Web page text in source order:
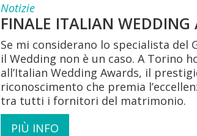
Notizie
FINALE ITALIAN WEDDING
Se mi considerano lo specialista del
il Wedding non è un caso. A Torino
all’Italian Wedding Awards, il
riconoscimento che premia
tra tutti i fornitori del matrimonio.
PIÙ INFO